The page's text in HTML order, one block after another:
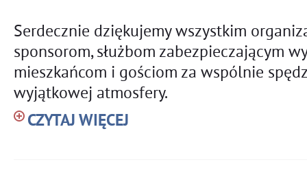
Serdecznie dziękujemy wszystkim
sponsorom, służbom zabezpieczającym
mieszkańcom i gościom za wspólnie
wyjątkowej atmosfery.
CZYTAJ WIĘCEJ